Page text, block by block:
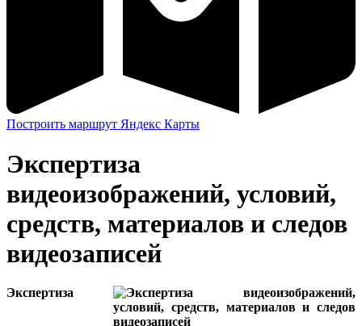
Построить маршрут Яндекс Карты
Экспертиза
видеоизображений, условий,
средств, материалов и следов
видеозаписей
Экспертиза